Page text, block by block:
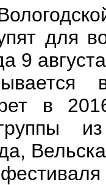
для
9
в